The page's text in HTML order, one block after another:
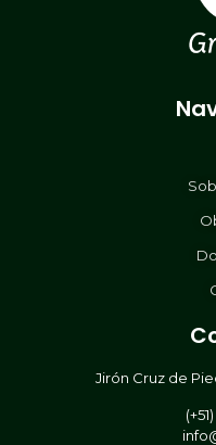
Jirón Cruz de